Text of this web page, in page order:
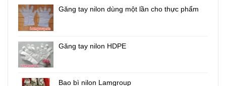
Găng tay nilon dùng một lần cho thực phẩm
Găng tay nilon HDPE
Bao bì nilon Lamgroup